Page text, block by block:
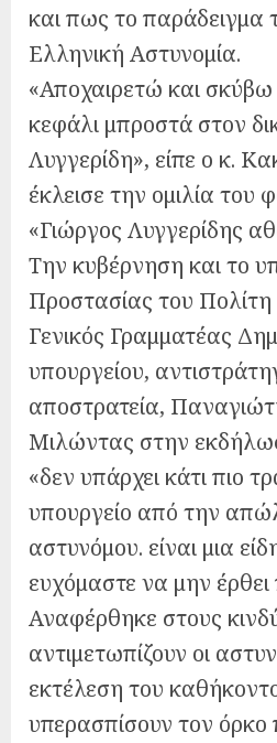
και πως το παράδειγμα
Ελληνική Αστυνομία.
«Αποχαιρετώ και
κεφάλι μπροστά στον
Λυγγερίδη», είπε ο κ.
έκλεισε την ομιλία του
«Γιώργος Λυγγερίδης
Την κυβέρνηση και το
Προστασίας του
Γενικός Γραμματέας
υπουργείου,
αποστρατεία,
Μιλώντας στην
«δεν υπάρχει κάτι πιο
υπουργείο από την
αστυνόμου. είναι μια
ευχόμαστε να μην έρθει
Αναφέρθηκε στους
αντιμετωπίζουν οι
εκτέλεση του
υπερασπίσουν τον όρκο